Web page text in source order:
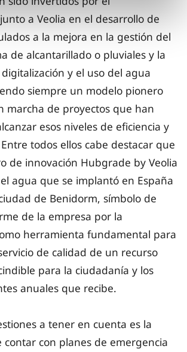
a Veolia en el desarrollo de
a la mejora en la gestión del
de alcantarillado o pluviales y la
y el uso del agua
siempre un modelo pionero
marcha de proyectos que han
esos niveles de eficiencia y
todos ellos cabe destacar que
de innovación Hubgrade by Veolia
agua que se implantó en España
de Benidorm, símbolo de
de la empresa por la
herramienta fundamental para
de calidad de un recurso
para la ciudadanía y los
anuales que recibe.
a tener en cuenta es la
contar con planes de emergencia